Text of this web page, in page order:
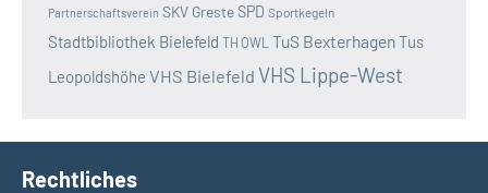
Partnerschaftsverein SKV GresteSPD Sportkegeln
Stadtbibliothek Bielefeld TH OWL TuS BexterhagenTus
Leopoldshöhe VHS Bielefeld VHS Lippe-West
Rechtliches